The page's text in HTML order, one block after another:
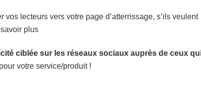
vos lecteurs vers votre page d’atterrissage, s’ils veulent
plus
ciblée sur les réseaux sociaux auprès de ceux
votre service/produit !